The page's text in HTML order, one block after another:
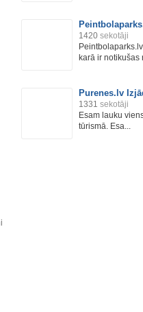
1420 sekotāji
karā ir notikušas
Purenes.lv
1331 sekotāji
Esam lauku
tūrismā. Esa...